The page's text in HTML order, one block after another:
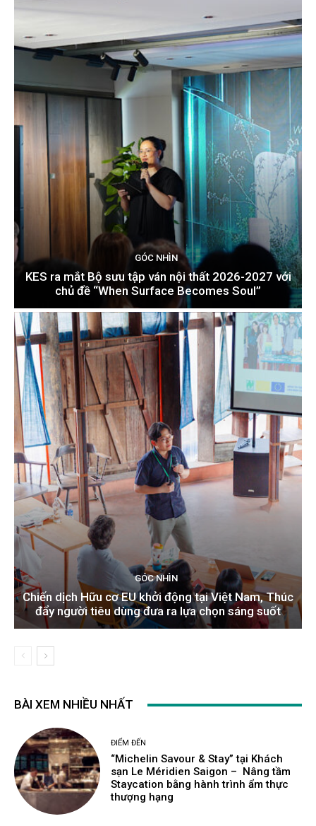
GÓC NHÌN
KES ra mắt Bộ sưu tập ván nội thất 2026-2027 với
chủ đề “When Surface Becomes Soul”
GÓC NHÌN
Chiến dịch Hữu cơ EU khởi động tại Việt Nam, Thúc
đẩy người tiêu dùng đưa ra lựa chọn sáng suốt
BÀI XEM NHIỀU NHẤT
ĐIỂM ĐẾN
“Michelin Savour & Stay” tại Khách
sạn Le Méridien Saigon – Nâng tầm
Staycation bằng hành trình ẩm thực
thượng hạng